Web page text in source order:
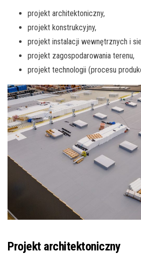
projekt architektoniczny,
projekt konstrukcyjny,
projekt instalacji wewnętrznych i
projekt zagospodarowania terenu,
projekt technologii (procesu
Projekt architektoniczny